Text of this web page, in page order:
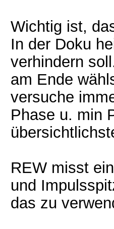
Wichtig ist,
In der Doku
verhindern
am Ende
versuche
Phase u. min
REW misst
und
das zu